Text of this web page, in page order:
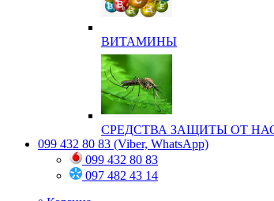
ВИТАМИНЫ
СРЕДСТВА ЗАЩИТЫ ОТ
099 432 80 83 (Viber, WhatsApp)
099 432 80 83
097 482 43 14